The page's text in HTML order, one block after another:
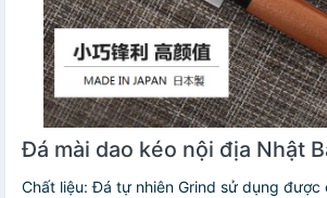
Đá mài dao kéo nội địa Nhật
Chất liệu: Đá tự nhiên Grind sử dụng được